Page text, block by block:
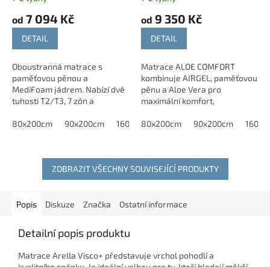
od 7 094 Kč
DETAIL
Oboustranná matrace s
paměťovou pěnou a
MediFoam jádrem. Nabízí dvě
tuhosti T2/T3, 7 zón a
80x200cm
90x200cm 160x200cm 180x200cm
kg
od 9 350 Kč
DETAIL
Matrace ALOE COMFORT
kombinuje AIRGEL, paměťovou
pěnu a Aloe Vera pro
maximální komfort,
80x200cm
90x200cm
ZOBRAZIT VŠECHNY SOUVISEJÍCÍ PRODUKTY
Popis Diskuze Značka Ostatní informace
Detailní popis produktu
Matrace Arella Visco+ představuje vrchol pohodlí a